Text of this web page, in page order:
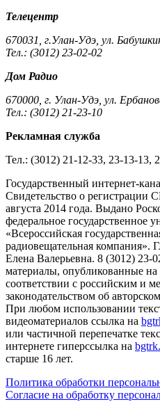
Телецентр
670031, г.Улан-Удэ, ул.
Тел.: (3012) 23-02-02
Дом Радио
670000, г. Улан-Удэ, ул.
Тел.: (3012) 21-23-10
Рекламная служба
Тел.: (3012) 21-12-33, 23-13-13,
Государственный интернет-
Cвидетельство о
августа 2014 года. Выдано
федеральное государственное
«Всероссийская
радиовещательная компания».
Елена Валерьевна. 8 (3012) 23-
материалы, опубликованные
соответствии с российским и
законодательством об
При любом использовании
видеоматериалов ссылка на
или частичной перепечатке
интернете гиперссылка на
старше 16 лет.
Политика обработки
Согласие на обработку